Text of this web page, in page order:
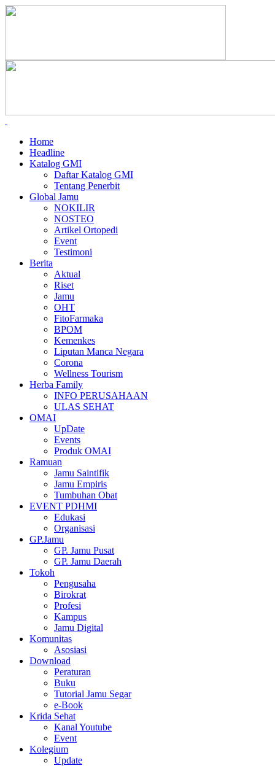
Home
Headline
Katalog GMI
Daftar Katalog GMI
Tentang Penerbit
Global Jamu
NOKILIR
NOSTEO
Artikel Ortopedi
Event
Testimoni
Berita
Aktual
Riset
Jamu
OHT
FitoFarmaka
BPOM
Kemenkes
Liputan Manca Negara
Corona
Wellness Tourism
Herba Family
INFO PERUSAHAAN
ULAS SEHAT
OMAI
UpDate
Events
Produk OMAI
Ramuan
Jamu Saintifik
Jamu Empiris
Tumbuhan Obat
EVENT PDHMI
Edukasi
Organisasi
GP.Jamu
GP. Jamu Pusat
GP. Jamu Daerah
Tokoh
Pengusaha
Birokrat
Profesi
Kampus
Jamu Digital
Komunitas
Asosiasi
Download
Peraturan
Buku
Tutorial Jamu Segar
e-Book
Krida Sehat
Kanal Youtube
Event
Kolegium
Update